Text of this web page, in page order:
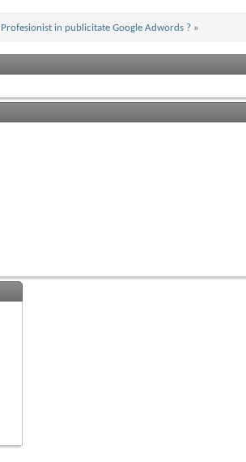
Profesionist in publicitate Google Adwords ? »